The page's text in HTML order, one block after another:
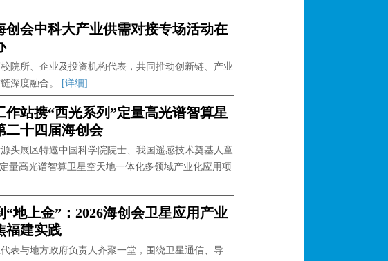
创会中科大产业供需对接专场活动在
院所、企业及投资机构代表，共同推动创新链、产业
深度融合。
[详细]
作站携“西光系列”定量高光谱智算星
二十四届海创会
头展区特邀中国科学院院士、我国遥感技术奠基人童
量高光谱智算卫星空天地一体化多领域产业化应用项
“地上金”：2026海创会卫星应用产业
福建实践
表与地方政府负责人齐聚一堂，围绕卫星通信、导